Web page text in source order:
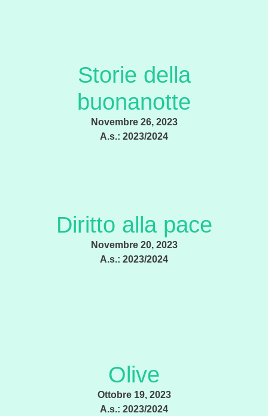
Storie della
buonanotte
Novembre 26, 2023
A.s.: 2023/2024
Diritto alla pace
Novembre 20, 2023
A.s.: 2023/2024
Olive
Ottobre 19, 2023
A.s.: 2023/2024